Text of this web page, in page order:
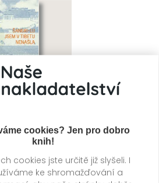
cookies? Jen pro dobro
knih!
cookies jste určitě již slyšeli. I
ke shromažďování a
lu jsem v
nenašla
Šimková